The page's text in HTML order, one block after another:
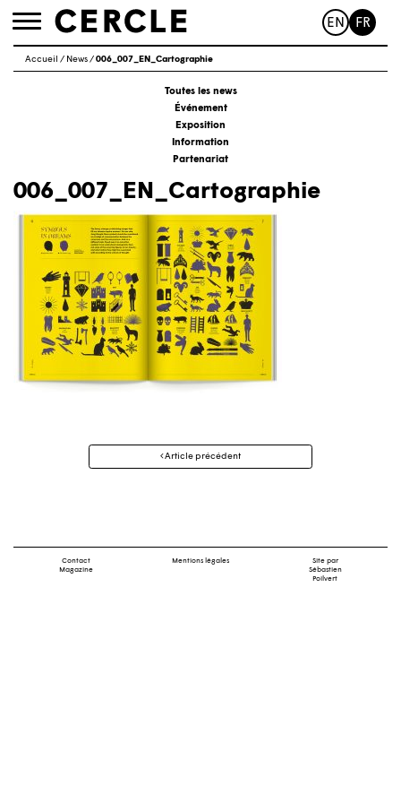
Toggle
EN FR
Accueil / News/006_007_EN_Cartographie
Toutes les news
Événement
Exposition
Information
Partenariat
006_007_EN_Cartographie
Navigation
Article précédent
Contact
Magazine
Mentions légales
Site par
Sébastien
Poilvert